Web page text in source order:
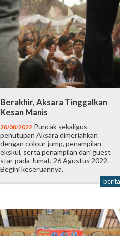
Berakhir, Aksara Tinggalkan
Kesan Manis
28/08/2022 Puncak sekaligus
penutupan Aksara dimeriahkan
dengan colour jump, penampilan
ekskul, serta penampilan dari guest
star pada Jumat, 26 Agustus 2022.
Begini keseruannya.
berita